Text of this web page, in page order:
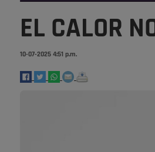
EL CALOR
10-07-2025 4:51 p.m.